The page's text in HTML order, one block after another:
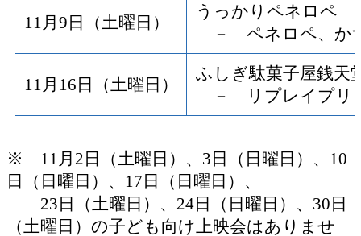
11月9日（土曜日）
うっかりペネロペ
－ ペネロペ、か
11月16日（土曜日）
ふしぎ駄菓子屋銭天
－ リプレイプリ
※ 11月2日（土曜日）、3日（日曜日）、10
日（日曜日）、17日（日曜日）、
23日（土曜日）、24日（日曜日）、30日
（土曜日）の子ども向け上映会はありませ